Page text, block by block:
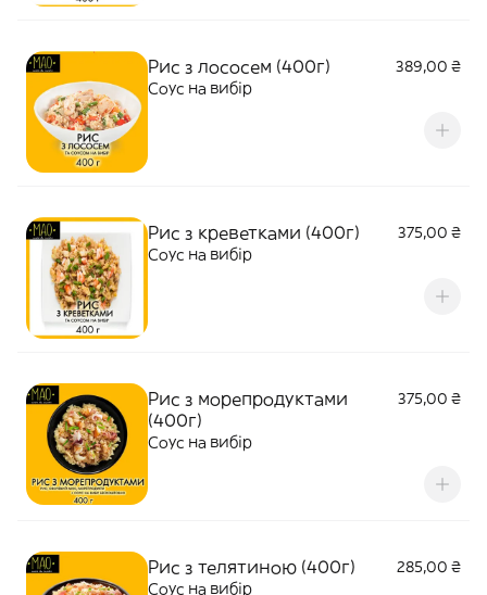
Рис з лососем (400г)
389,00 ₴
Соус на вибір
Рис з креветками (400г)
375,00 ₴
Соус на вибір
Рис з морепродуктами
(400г)
375,00 ₴
Соус на вибір
Рис з телятиною (400г)
285,00 ₴
Соус на вибір